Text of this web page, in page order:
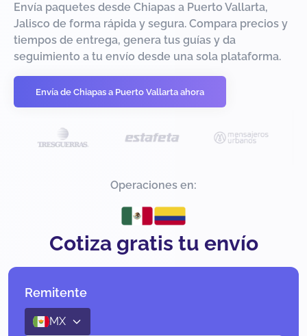
Envía paquetes desde Chiapas a Puerto Vallarta,
Jalisco de forma rápida y segura. Compara precios y
tiempos de entrega, genera tus guías y da
seguimiento a tu envío desde una sola plataforma.
Envía de Chiapas a Puerto Vallarta ahora
Operaciones en:
Cotiza gratis tu envío
Remitente
MX